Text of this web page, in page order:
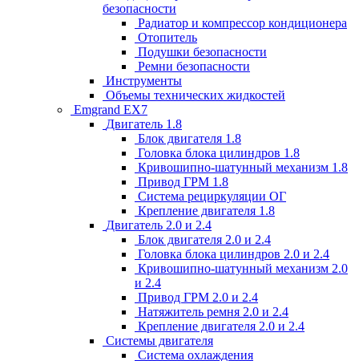
безопасности
Радиатор и компрессор кондиционера
Отопитель
Подушки безопасности
Ремни безопасности
Инструменты
Объемы технических жидкостей
Emgrand EX7
Двигатель 1.8
Блок двигателя 1.8
Головка блока цилиндров 1.8
Кривошипно-шатунный механизм 1.8
Привод ГРМ 1.8
Система рециркуляции ОГ
Крепление двигателя 1.8
Двигатель 2.0 и 2.4
Блок двигателя 2.0 и 2.4
Головка блока цилиндров 2.0 и 2.4
Кривошипно-шатунный механизм 2.0
и 2.4
Привод ГРМ 2.0 и 2.4
Натяжитель ремня 2.0 и 2.4
Крепление двигателя 2.0 и 2.4
Системы двигателя
Система охлаждения